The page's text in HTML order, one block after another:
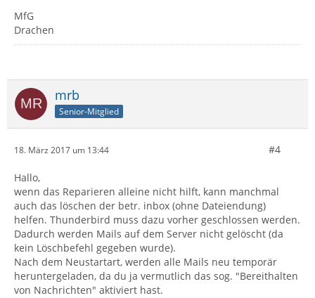
MfG
Drachen
mrb
Senior-Mitglied
18. März 2017 um 13:44 #4
Hallo,
wenn das Reparieren alleine nicht hilft, kann manchmal
auch das löschen der betr. inbox (ohne Dateiendung)
helfen. Thunderbird muss dazu vorher geschlossen werden.
Dadurch werden Mails auf dem Server nicht gelöscht (da
kein Löschbefehl gegeben wurde).
Nach dem Neustartart, werden alle Mails neu temporär
heruntergeladen, da du ja vermutlich das sog. "Bereithalten
von Nachrichten" aktiviert hast.